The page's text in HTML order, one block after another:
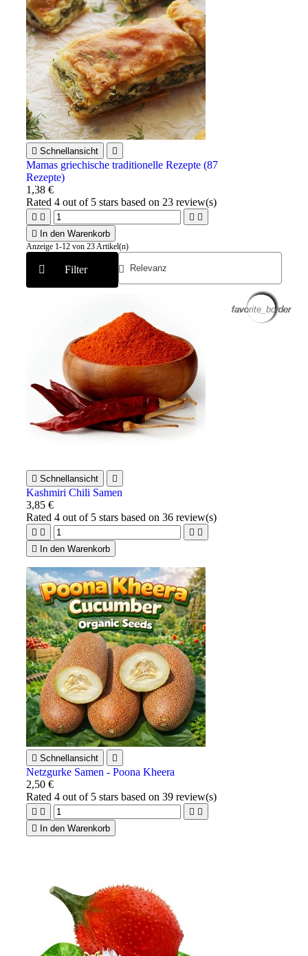
 Schnellansicht 
Mamas griechische traditionelle Rezepte (87
Rezepte)
1,38 €
Rated4 out of 5 stars based on 23 review(s)
   

In den Warenkorb
Filter
Anzeige 1-12 von 23 Artikel(n)
favorite_border
 Schnellansicht 
Kashmiri Chili Samen
3,85 €
Rated4 out of 5 stars based on36 review(s)
   

In den Warenkorb
favorite_border
 Schnellansicht 
Netzgurke Samen - Poona Kheera
2,50 €
Rated4 out of 5 stars based on39 review(s)
   

In den Warenkorb
favorite_border
favorite_border
favorite_border
favorite_border
favorite_border
favorite_border
favorite_border
favorite_border
favorite_border
favorite_border